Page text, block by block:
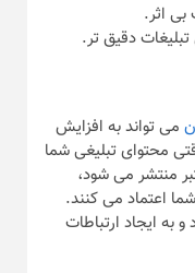
اثر.
دقیق‌ تر.
می‌ تواند به افزایش
محتوای تبلیغی شما
منتشر می‌ شود،
اعتماد می‌ کنند.
به ایجاد ارتباطات